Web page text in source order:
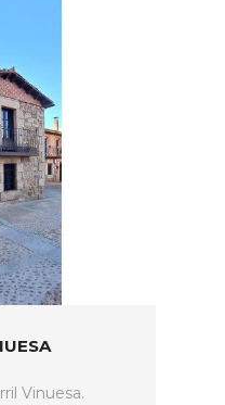
Vinuesa.